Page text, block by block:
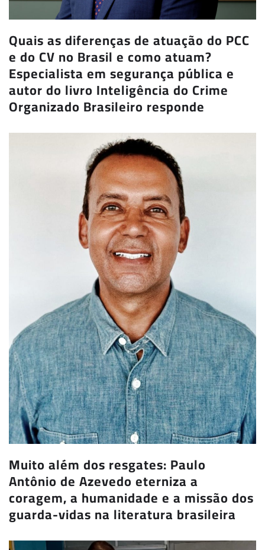
Quais as diferenças de atuação do PCC
e do CV no Brasil e como atuam?
Especialista em segurança pública e
autor do livro Inteligência do Crime
Organizado Brasileiro responde
Muito além dos resgates: Paulo
Antônio de Azevedo eterniza a
coragem, a humanidade e a missão dos
guarda-vidas na literatura brasileira